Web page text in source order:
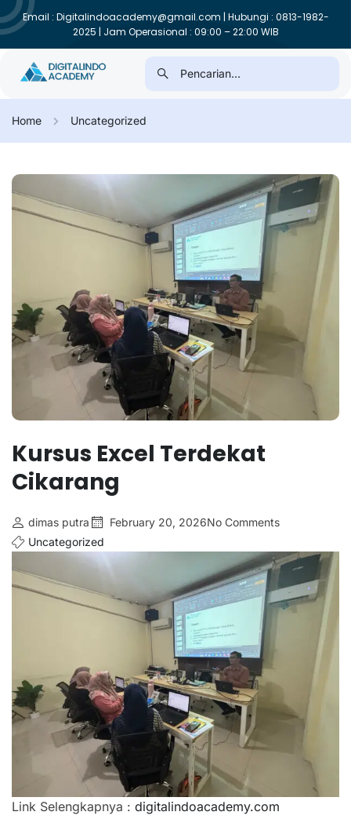
Email : Digitalindoacademy@gmail.com | Hubungi : 0813-1982-
2025 | Jam Operasional : 09:00 – 22:00 WIB
Home Uncategorized
Kursus Excel Terdekat
Cikarang
dimas putra February 20, 2026No Comments
Uncategorized
Link Selengkapnya : digitalindoacademy.com